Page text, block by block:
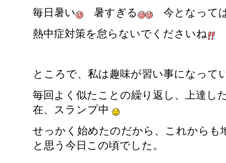
毎日暑い 暑すぎる
今となって
熱中症対策を怠らないでくださいね
ところで、私は趣味が習い事になって
毎回よく似たことの繰り返し、上達
在、スランプ中
せっかく始めたのだから、これからも
と思う今日この頃でした。